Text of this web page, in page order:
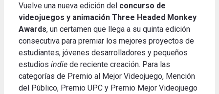
Vuelve una nueva edición del concurso de
videojuegos y animación Three Headed Monkey
Awards, un certamen que llega a su quinta edición
consecutiva para premiar los mejores proyectos de
estudiantes, jóvenes desarrolladores y pequeños
estudios indie de reciente creación. Para las
categorías de Premio al Mejor Videojuego, Mención
del Público, Premio UPC y Premio Mejor Videojuego